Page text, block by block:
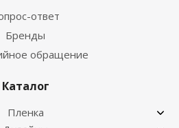
ответ
Бренды
обращение
Каталог
Пленка